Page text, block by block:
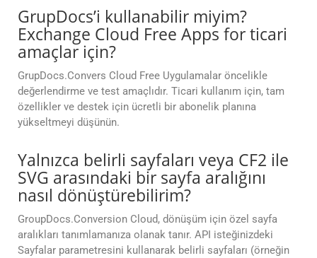
GrupDocs’i kullanabilir miyim?
Exchange Cloud Free Apps for ticari
amaçlar için?
GrupDocs.Convers Cloud Free Uygulamalar öncelikle
değerlendirme ve test amaçlıdır. Ticari kullanım için, tam
özellikler ve destek için ücretli bir abonelik planına
yükseltmeyi düşünün.
Yalnızca belirli sayfaları veya CF2 ile
SVG arasındaki bir sayfa aralığını
nasıl dönüştürebilirim?
GroupDocs.Conversion Cloud, dönüşüm için özel sayfa
aralıkları tanımlamanıza olanak tanır. API isteğinizdeki
Sayfalar parametresini kullanarak belirli sayfaları (örneğin